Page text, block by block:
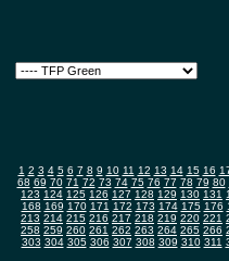
1 2 3 4 5 6 7 8 9 10 11 12 13 14 15 16
68 69 70 71 72 73 74 75 76 77 78 79 80
123 124 125 126 127 128 129 130 131
168 169 170 171 172 173 174 175 176
213 214 215 216 217 218 219 220 221
258 259 260 261 262 263 264 265 266
303 304 305 306 307 308 309 310 311